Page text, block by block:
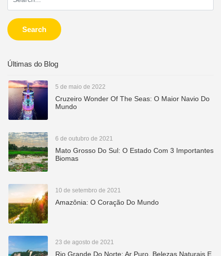
Search
Últimas do Blog
5 de maio de 2022
Cruzeiro Wonder Of The Seas: O Maior Navio Do
Mundo
6 de outubro de 2021
Mato Grosso Do Sul: O Estado Com 3 Importantes
Biomas
10 de setembro de 2021
Amazônia: O Coração Do Mundo
23 de agosto de 2021
Rio Grande Do Norte: Ar Puro, Belezas Naturais E